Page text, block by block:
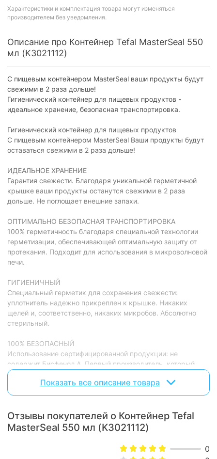
Характеристики и комплектация товара могут изменяться
производителем без уведомления.
Описание про Контейнер Tefal MasterSeal 550
мл (K3021112)
С пищевым контейнером MasterSeal ваши продукты будут
свежими в 2 раза дольше!
Гигиенический контейнер для пищевых продуктов -
идеальное хранение, безопасная транспортировка.
Гигиенический контейнер для пищевых продуктов
С пищевым контейнером MasterSeal Ваши продукты будут
оставаться свежими в 2 раза дольше!
ИДЕАЛЬНОЕ ХРАНЕНИЕ
Гарантия свежести. Благодаря уникальной герметичной
крышке ваши продукты останутся свежими в 2 раза
дольше. Не поглощает внешние запахи.
ОПТИМАЛЬНО БЕЗОПАСНАЯ ТРАНСПОРТИРОВКА
100% герметичность благодаря специальной технологии
герметизации, обеспечивающей оптимальную защиту от
протекания. Подходит для использования в микроволновой
печи.
ГИГИЕНИЧНЫЙ
Специальный герметик для сохранения свежести:
уплотнитель надежно прикреплен к крышке. Никаких
щелей и, соответственно, никаких микробов. Абсолютно
стерильный.
100% БЕЗОПАСНЫЙ
Использование сертифицированной продукции: не
содержит Бисфенол А. Первый производитель, который
имеет сертификат на изготовление продуктов для детей,
поэтому контейнер для хранения пищевых продуктов
соответствует всем нормам производителя. Подходит для
Показать все описание товара
Отзывы покупателей о Контейнер Tefal
MasterSeal 550 мл (K3021112)
0